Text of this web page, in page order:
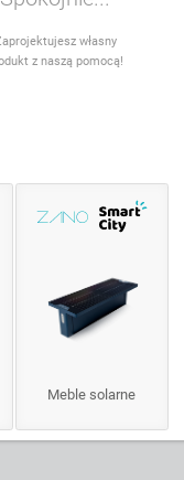
własny
z naszą pomocą!
Meble solarne